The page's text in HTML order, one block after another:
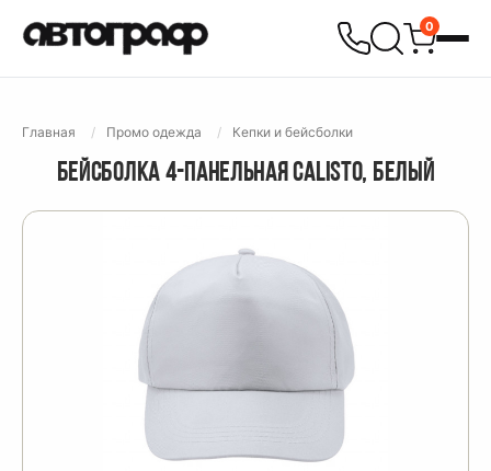
0
Главная Промо одежда Кепки и бейсболки
БЕЙСБОЛКА 4-ПАНЕЛЬНАЯ CALISTO, БЕЛЫЙ